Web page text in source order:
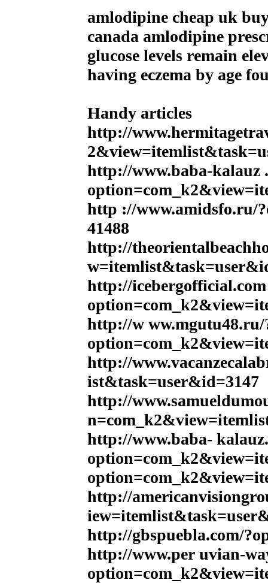
amlodipine cheap uk
canada amlodipine
glucose levels remain
having eczema by age
Handy articles
http://
http://www.baba-kalauz
http ://www.amidsfo.ru/
41488
http://
http://
http://w ww.mgutu48.ru/
http://
ist&task=user&id=3147
http://
http://www.baba-
http://
http://gbspuebla.com/
http://www.per uvian-